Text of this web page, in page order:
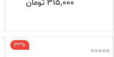
33%